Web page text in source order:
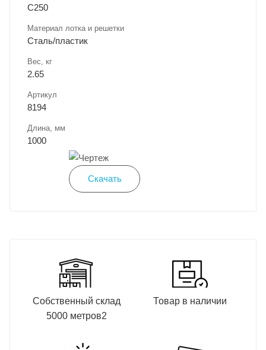
C250
Материал лотка и решетки
Сталь/пластик
Вес, кг
2.65
Артикул
8194
Длина, мм
1000
Скачать
Собственный склад
5000 метров2
Товар в наличии